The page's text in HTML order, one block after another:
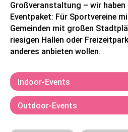
Großveranstaltung – wir haben
Eventpaket: Für Sportvereine
Gemeinden mit großen
riesigen Hallen oder
anderes anbieten wollen.
Indoor-Events
Outdoor-Events